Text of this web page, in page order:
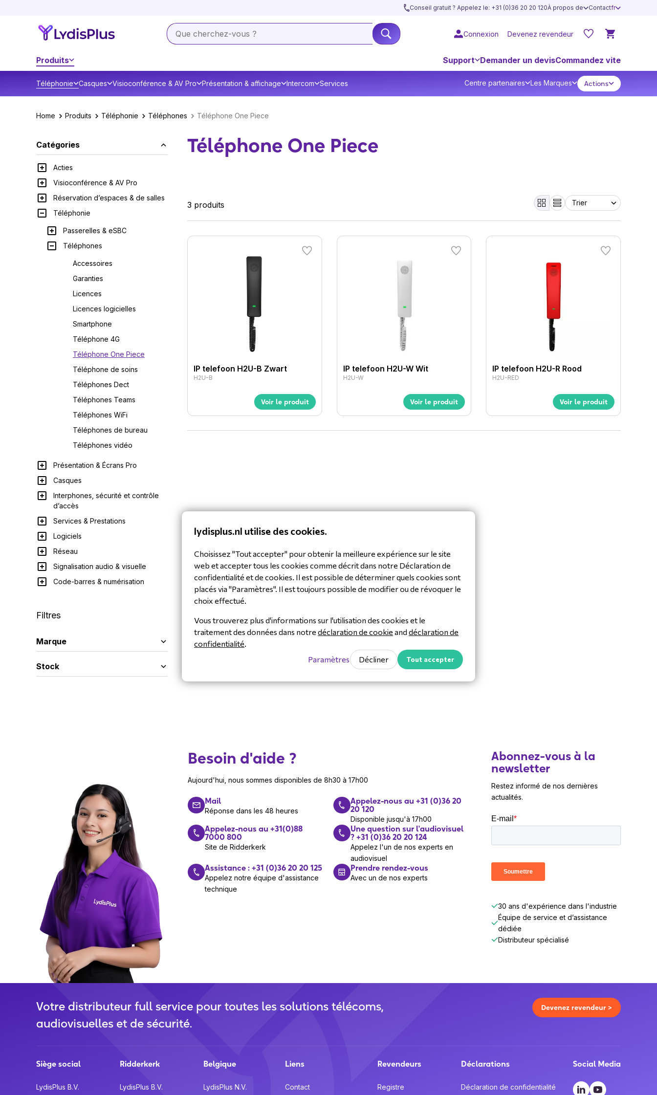
Conseil gratuit ? Appelez le: +31 (0)36 20 20 120À propos de Contactfr
Connexion Devenez revendeur
Produits Support Demander un devisCommandez vite
Téléphonie Casques Visioconférence & AV Pro Présentation & affichage Intercom Services Centre partenaires Les Marques Actions
Home Produits Téléphonie Téléphones Téléphone One Piece
Catégories
Acties
Visioconférence & AV Pro
Réservation d’espaces & de salles
Téléphonie
Passerelles & eSBC
Téléphones
Accessoires
Garanties
Licences
Licences logicielles
Smartphone
Téléphone 4G
Téléphone One Piece
Téléphone de soins
Téléphones Dect
Téléphones Teams
Téléphones WiFi
Téléphones de bureau
Téléphones vidéo
Présentation & Écrans Pro
Casques
Interphones, sécurité et contrôle
d’accès
Services & Prestations
Logiciels
Réseau
Signalisation audio & visuelle
Code-barres & numérisation
Filtres
Marque
Stock
Téléphone One Piece
3 produits
IP telefoon H2U-B Zwart
H2U-B
Voir le produit
IP telefoon H2U-W Wit
H2U-W
Voir le produit
IP telefoon H2U-R Rood
H2U-RED
Voir le produit
Besoin d'aide ?
Aujourd'hui, nous sommes disponibles de 8h30 à 17h00
Mail
Réponse dans les 48 heures
Appelez-nous au +31 (0)36 20
20 120
Disponible jusqu'à 17h00
Appelez-nous au +31(0)88
7000 800
Site de Ridderkerk
Une question sur l'audiovisuel
? +31 (0)36 20 20 124
Appelez l'un de nos experts en
audiovisuel
Assistance : +31 (0)36 20 20 125
Appelez notre équipe d'assistance
technique
Prendre rendez-vous
Avec un de nos experts
Abonnez-vous à la
newsletter
Restez informé de nos dernières
actualités.
30 ans d'expérience dans l'industrie
Équipe de service et d’assistance
dédiée
Distributeur spécialisé
Votre distributeur full service pour toutes les solutions télécoms,
audiovisuelles et de sécurité.
Devenez revendeur >
Siège social
LydisPlus B.V.
Ridderkerk
LydisPlus B.V.
Belgique
LydisPlus N.V.
Liens
Contact
Revendeurs
Registre
Déclarations
Déclaration de confidentialité
Social Media
lydisplus.nl utilise des cookies.
Choisissez "Tout accepter" pour obtenir la meilleure expérience sur le site
web et accepter tous les cookies comme décrit dans notre Déclaration de
confidentialité et de cookies. Il est possible de déterminer quels cookies sont
placés via "Paramètres". Il est toujours possible de modifier ou de révoquer le
choix effectué.
Vous trouverez plus d'informations sur l'utilisation des cookies et le
traitement des données dans notre déclaration de cookie and déclaration de
confidentialité
Paramètres
Décliner Tout accepter